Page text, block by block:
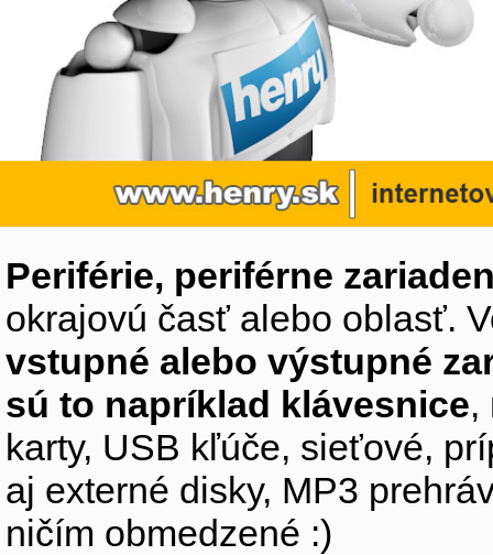
Periférie, periférne
okrajovú časť alebo oblasť.
vstupné alebo výstupné
sú to napríklad klávesnice,
karty, USB kľúče, sieťové,
aj externé disky, MP3
ničím obmedzené :)